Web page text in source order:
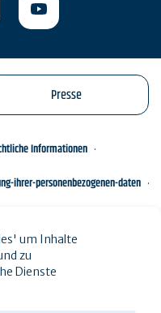
Presse
Informationen
ihrer-personenbezogenen-daten
um Inhalte
zu
Dienste